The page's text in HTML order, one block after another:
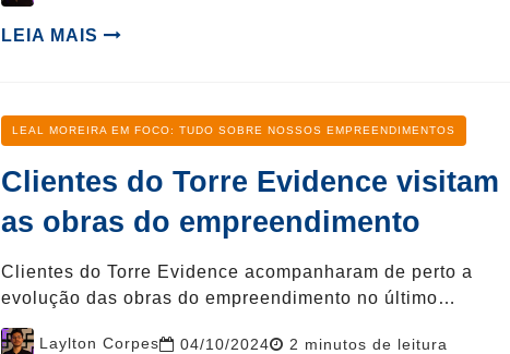
author
LEIA MAIS
Categoria
LEAL MOREIRA EM FOCO: TUDO SOBRE NOSSOS EMPREENDIMENTOS
Clientes do Torre Evidence visitam
as obras do empreendimento
Clientes do Torre Evidence acompanharam de perto a
evolução das obras do empreendimento no último…
Post Laylton Corpes 04/10/2024Reading
2 minutos de leitura